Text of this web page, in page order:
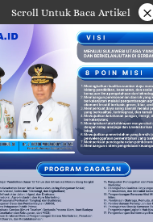
Scroll Untuk Baca Artikel ×